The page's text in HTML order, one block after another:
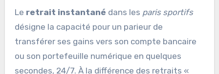
Le retrait instantané dans les paris sportifs
désigne la capacité pour un parieur de
transférer ses gains vers son compte bancaire
ou son portefeuille numérique en quelques
secondes, 24/7. À la différence des retraits «